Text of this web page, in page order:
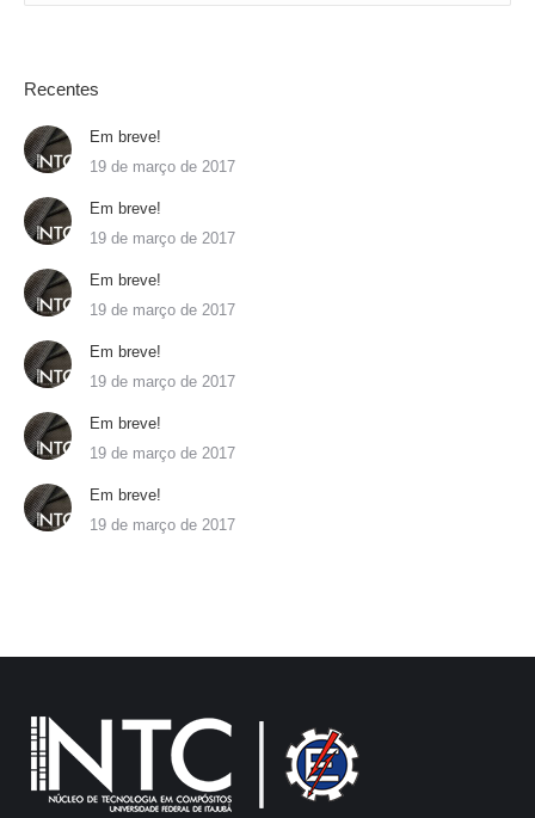
Recentes
Em breve!
19 de março de 2017
Em breve!
19 de março de 2017
Em breve!
19 de março de 2017
Em breve!
19 de março de 2017
Em breve!
19 de março de 2017
Em breve!
19 de março de 2017